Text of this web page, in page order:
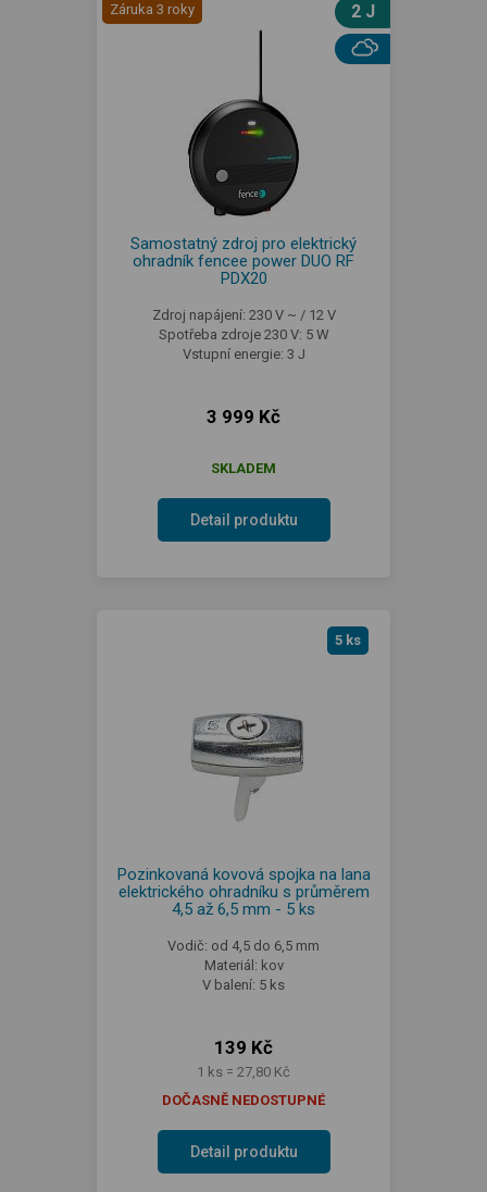
Záruka 3 roky 2 J
Samostatný zdroj pro elektrický
ohradník fencee power DUO RF
PDX20
Zdroj napájení: 230 V ~ / 12 V
Spotřeba zdroje 230 V: 5 W
Vstupní energie: 3 J
3 999 Kč
SKLADEM
Detail produktu
5 ks
Pozinkovaná kovová spojka na lana
elektrického ohradníku s průměrem
4,5 až 6,5 mm - 5 ks
Vodič: od 4,5 do 6,5 mm
Materiál: kov
V balení: 5 ks
139 Kč
1 ks = 27,80 Kč
DOČASNĚ NEDOSTUPNÉ
Detail produktu